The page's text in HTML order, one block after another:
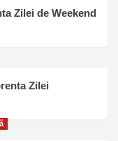
Zilei de Weekend
Zilei